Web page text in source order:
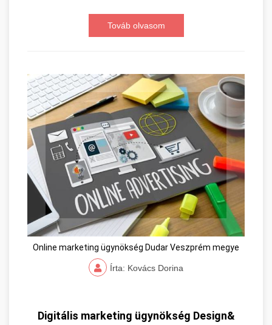
Továb olvasom
Online marketing ügynökség Dudar Veszprém megye
Írta: Kovács Dorina
Digitális marketing ügynökség Design&